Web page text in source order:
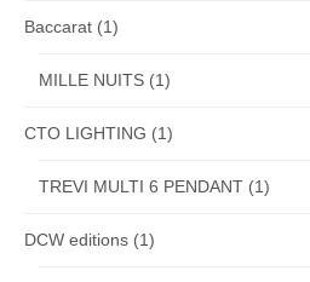
Baccarat (1)
MILLE NUITS (1)
CTO LIGHTING (1)
TREVI MULTI 6 PENDANT (1)
DCW editions (1)